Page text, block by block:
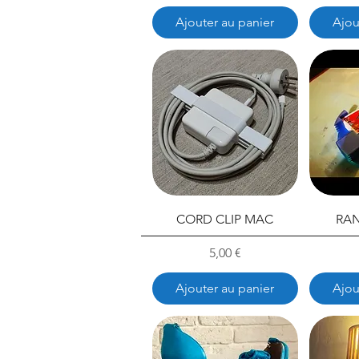
Ajouter au panier
CORD CLIP MAC
Prix
5,00 €
Ajouter au panier